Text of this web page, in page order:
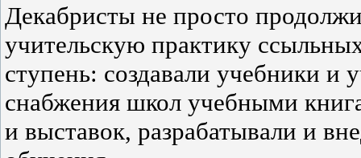
Декабристы не просто
учительскую практику
ступень: создавали учебники
снабжения школ учебными
и выставок, разрабатывали и